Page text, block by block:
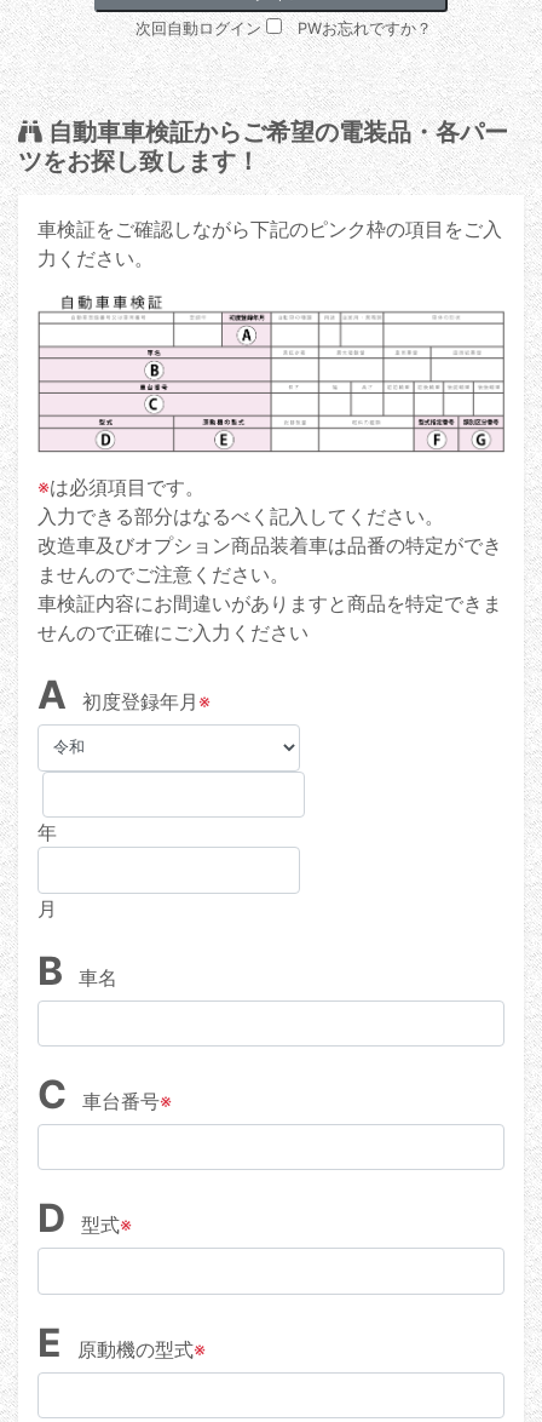
次回自動ログイン PWお忘れですか？
自動車車検証からご希望の電装品・各パー
ツをお探し致します！
車検証をご確認しながら下記のピンク枠の項目をご入
力ください。
※は必須項目です。
入力できる部分はなるべく記入してください。
改造車及びオプション商品装着車は品番の特定ができ
ませんのでご注意ください。
車検証内容にお間違いがありますと商品を特定できま
せんので正確にご入力ください
A 初度登録年月 ※
年
月
B 車名
C 車台番号※
D 型式※
E 原動機の型式※